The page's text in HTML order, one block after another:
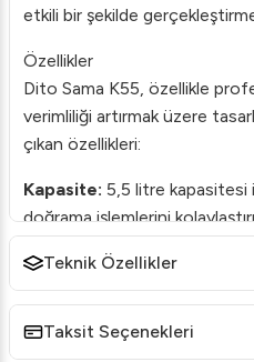
etkili bir şekilde
Özellikler
Dito Sama K55, özellikle
verimliliği artırmak üzere
çıkan özellikleri:
Kapasite: 5,5 litre kapasitesi
doğrama işlemlerini
Hız Varyatörü:300-3700
ayarlayabilir, malzemenin
Teknik Özellikler
Taksit Seçenekleri